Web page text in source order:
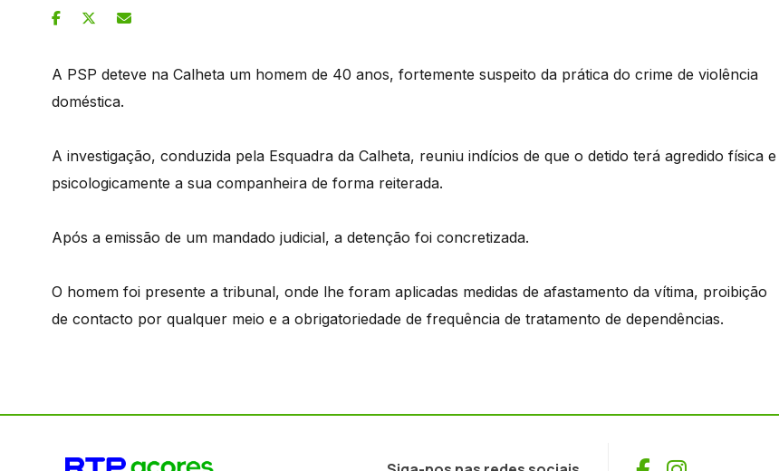
A PSP deteve na Calheta um homem de 40 anos, fortemente suspeito da prática do crime de violência
doméstica.
A investigação, conduzida pela Esquadra da Calheta, reuniu indícios de que o detido terá agredido física e
psicologicamente a sua companheira de forma reiterada.
Após a emissão de um mandado judicial, a detenção foi concretizada.
O homem foi presente a tribunal, onde lhe foram aplicadas medidas de afastamento da vítima, proibição
de contacto por qualquer meio e a obrigatoriedade de frequência de tratamento de dependências.